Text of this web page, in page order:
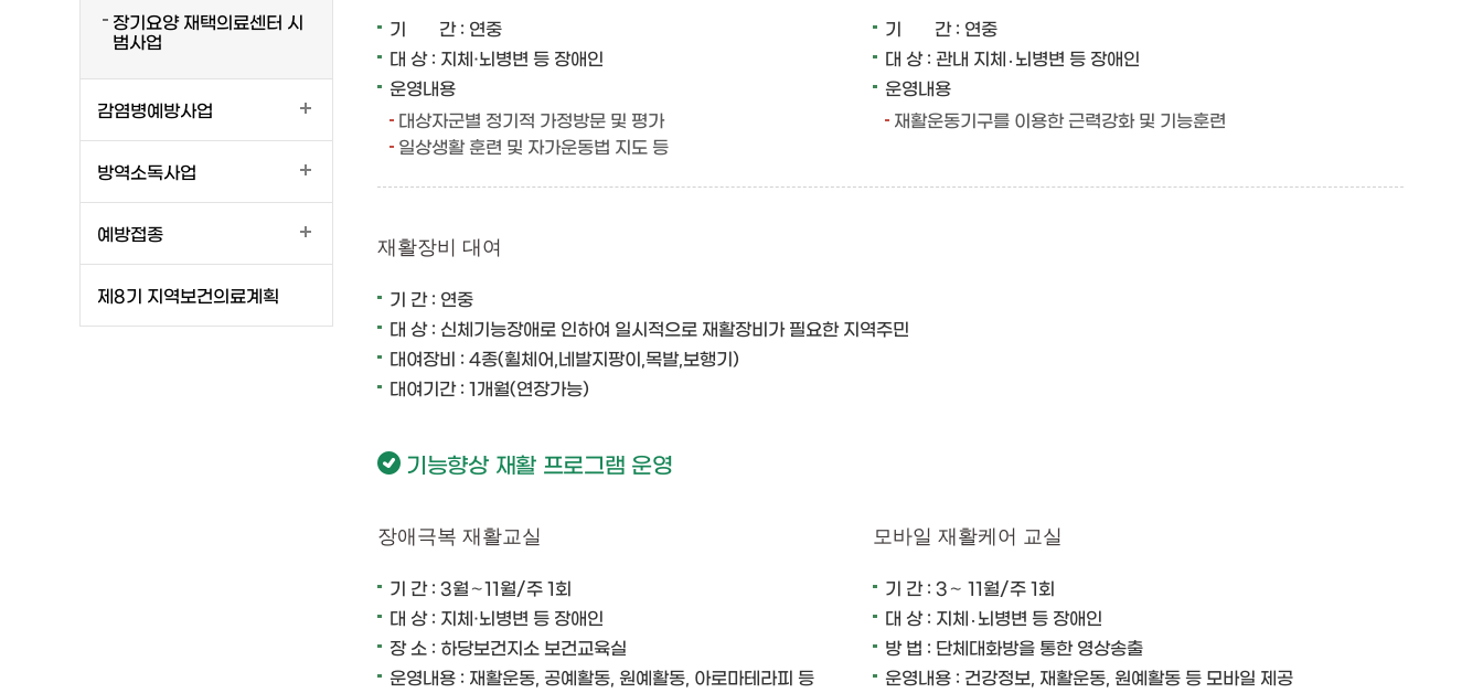
장기요양 재택의료센터 시
범사업
감염병예방사업
방역소독사업
예방접종
제8기 지역보건의료계획
기 간 : 연중
대 상 : 지체·뇌병변 등 장애인
운영내용
대상자군별 정기적 가정방문 및 평가
일상생활 훈련 및 자가운동법 지도 등
기 간 : 연중
대 상 : 관내 지체․뇌병변 등 장애인
운영내용
재활운동기구를 이용한 근력강화 및 기능훈련
재활장비 대여
기 간 : 연중
대 상 : 신체기능장애로 인하여 일시적으로 재활장비가 필요한 지역주민
대여장비 : 4종(휠체어,네발지팡이,목발,보행기)
대여기간 : 1개월(연장가능)
기능향상 재활 프로그램 운영
장애극복 재활교실
기 간 : 3월∼11월/주 1회
대 상 : 지체·뇌병변 등 장애인
장 소 : 하당보건지소 보건교육실
운영내용 : 재활운동, 공예활동, 원예활동, 아로마테라피 등
모바일 재활케어 교실
기 간 : 3∼ 11월/주 1회
대 상 : 지체․뇌병변 등 장애인
방 법 : 단체대화방을 통한 영상송출
운영내용 : 건강정보, 재활운동, 원예활동 등 모바일 제공